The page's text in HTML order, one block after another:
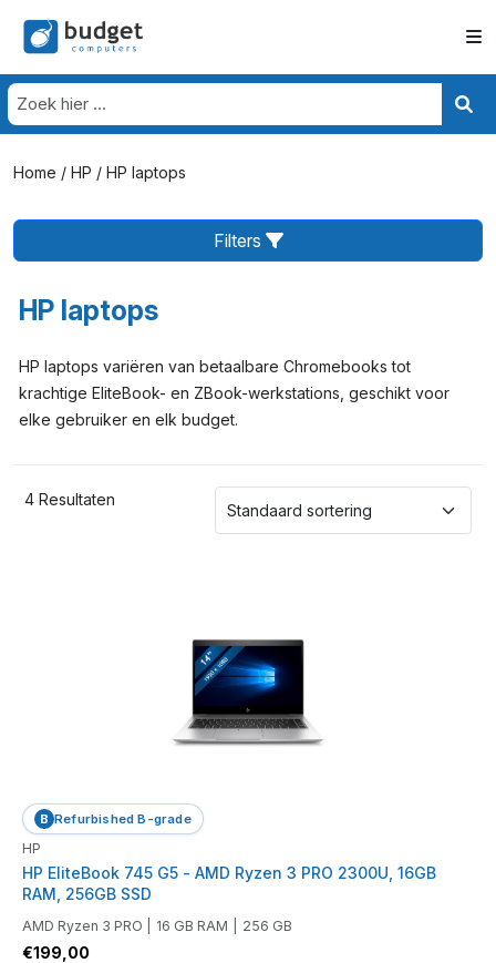
Home / HP / HP laptops
Filters
HP laptops
HP laptops variëren van betaalbare Chromebooks tot
krachtige EliteBook- en ZBook-werkstations, geschikt voor
elke gebruiker en elk budget.
4 Resultaten
B Refurbished B-grade
HP
HP EliteBook 745 G5 - AMD Ryzen 3 PRO 2300U, 16GB
RAM, 256GB SSD
AMD Ryzen 3 PRO 16 GB RAM 256 GB
€199,00